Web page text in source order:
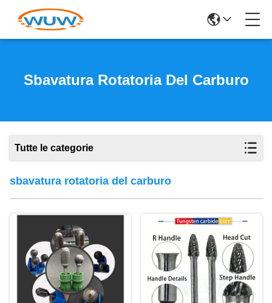
Sbavatura Rotatoria Del Carburo
Tutte le categorie
sbavatura rotatoria del carburo